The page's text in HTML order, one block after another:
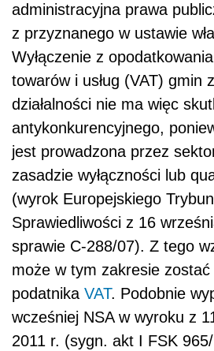
administracyjna prawa
z przyznanego w ustawie
Wyłączenie z
towarów i usług (VAT) gmin
działalności nie ma więc
antykonkurencyjnego,
jest prowadzona przez
zasadzie wyłączności lub
(wyrok Europejskiego
Sprawiedliwości z 16
sprawie C-288/07). Z tego
może w tym zakresie
podatnika VAT. Podobnie
wcześniej NSA w wyroku z
2011 r. (sygn. akt I FSK